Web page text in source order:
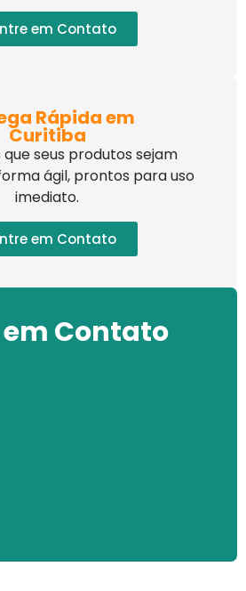
em Contato
Rápida em
Curitiba
seus produtos sejam
ágil, prontos para uso
imediato.
em Contato
em Contato